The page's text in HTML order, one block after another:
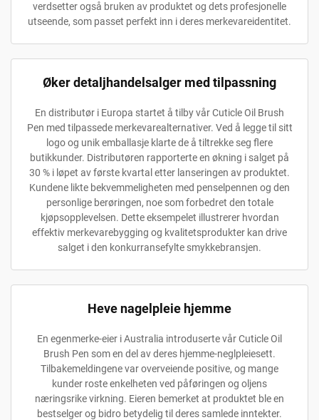
verdsetter også bruken av produktet og dets profesjonelle
utseende, som passet perfekt inn i deres merkevareidentitet.
Øker detaljhandelsalger med tilpassning
En distributør i Europa startet å tilby vår Cuticle Oil Brush
Pen med tilpassede merkevarealternativer. Ved å legge til sitt
logo og unik emballasje klarte de å tiltrekke seg flere
butikkunder. Distributøren rapporterte en økning i salget på
30 % i løpet av første kvartal etter lanseringen av produktet.
Kundene likte bekvemmeligheten med penselpennen og den
personlige berøringen, noe som forbedret den totale
kjøpsopplevelsen. Dette eksempelet illustrerer hvordan
effektiv merkevarebygging og kvalitetsprodukter kan drive
salget i den konkurransefylte smykkebransjen.
Heve nagelpleie hjemme
En egenmerke-eier i Australia introduserte vår Cuticle Oil
Brush Pen som en del av deres hjemme-neglpleiesett.
Tilbakemeldingene var overveiende positive, og mange
kunder roste enkelheten ved påføringen og oljens
næringsrike virkning. Eieren bemerket at produktet ble en
bestselger og bidro betydelig til deres samlede inntekter.